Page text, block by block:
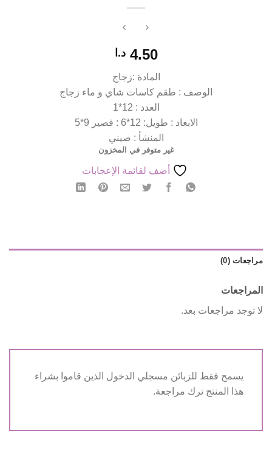
4.50 د.ا
المادة :زجاج
الوصف : طقم كاسات شاي و ماء زجاج
العدد : 12*1
الابعاد : طويل: 12*6 : قصير 9*5
المنشأ : صيني
غير متوفر في المخزون
أضف لقائمة الإعجابات
مراجعات (0)
المراجعات
لا توجد مراجعات بعد.
يسمح فقط للزبائن مسجلي الدخول الذين قاموا بشراء
هذا المنتج ترك مراجعة.